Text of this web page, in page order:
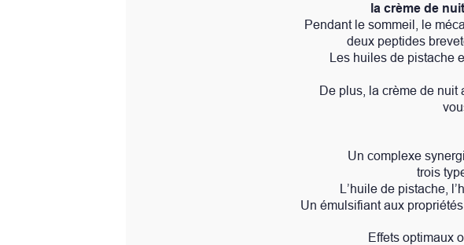
la crème de nuit nourrissante aide
Pendant le sommeil, le mécanisme naturel de
deux peptides brevetés (Replexium™),
Les huiles de pistache et de pépins de raisin
De plus, la crème de nuit aide à définir les
vous retrouviez dans le
Un complexe synergique composé de
trois types de rides (pattes
L’huile de pistache, l’huile de pépins de
Un émulsifiant aux propriétés biochimiques
Effets optimaux obtenus grâce à